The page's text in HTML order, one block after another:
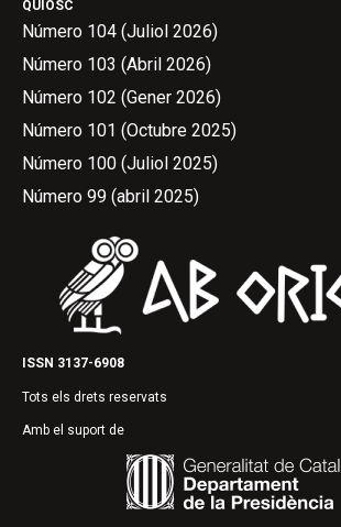
ISSN 3137-6908
Tots els drets reservats
Amb el suport de
QUIOSC
Número 104 (Juliol 2026)
Número 103 (Abril 2026)
Número 102 (Gener 2026)
Número 101 (Octubre 2025)
Número 100 (Juliol 2025)
Número 99 (abril 2025)